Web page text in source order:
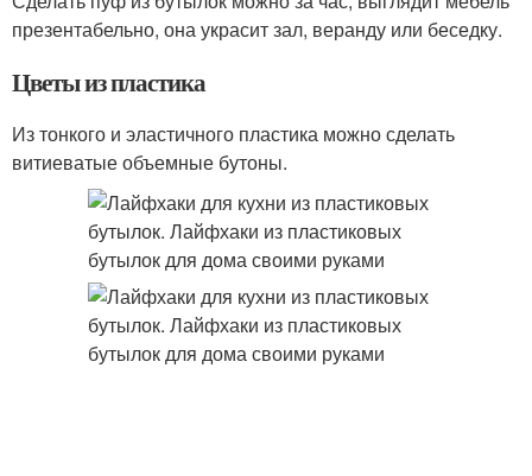
презентабельно, она украсит зал, веранду или беседку.
Цветы из пластика
Из тонкого и эластичного пластика можно сделать
витиеватые объемные бутоны.